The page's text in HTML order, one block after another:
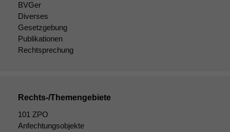
BVGer
Diverses
Gesetzgebung
Publikationen
Rechtsprechung
Rechts-/Themengebiete
101 ZPO
Anfechtungsobjekte